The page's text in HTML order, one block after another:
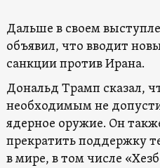
Дальше в своем
объявил, что вводит
санкции против Ирана.
Дональд Трамп сказал,
необходимым не
ядерное оружие. Он
прекратить поддержку
в мире, в том числе